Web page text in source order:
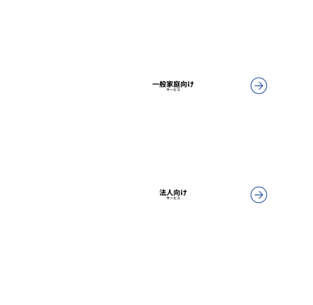
一般家庭向け
サービス
法人向け
サービス